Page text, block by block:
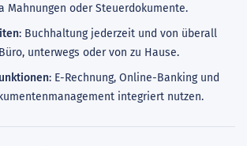
Mahnungen oder Steuerdokumente.
: Buchhaltung jederzeit und von überall
unterwegs oder von zu Hause.
: E-Rechnung, Online-Banking und
integriert nutzen.